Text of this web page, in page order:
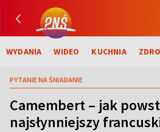
WYDANIA WIDEO KUCHNIA
PYTANIE NA ŚNIADANIE
Camembert – jak
najsłynniejszy